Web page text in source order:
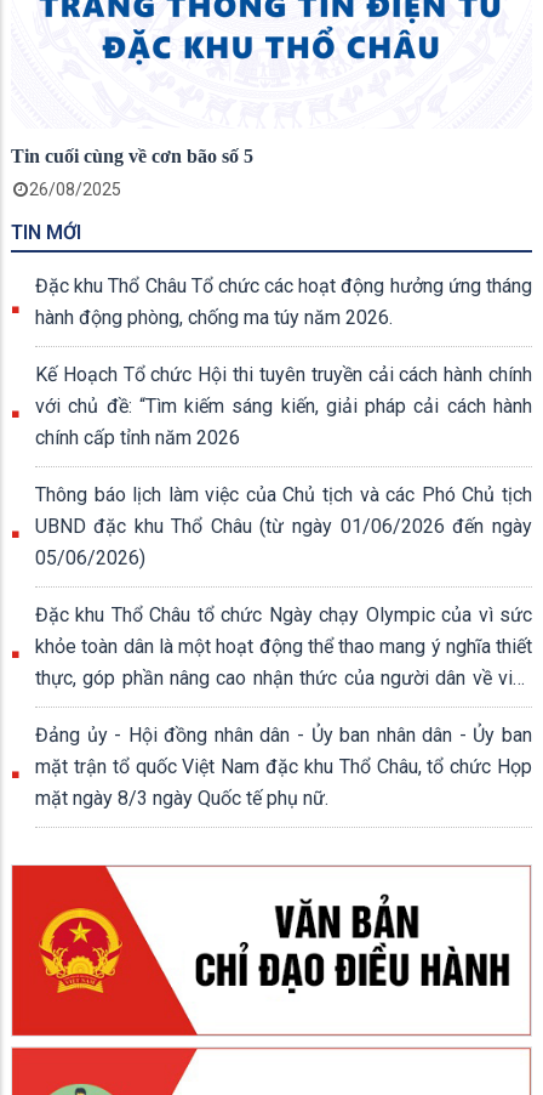
Tin cuối cùng về cơn bão số 5
26/08/2025
TIN MỚI
Đặc khu Thổ Châu Tổ chức các hoạt động hưởng ứng tháng
hành động phòng, chống ma túy năm 2026.
Kế Hoạch Tổ chức Hội thi tuyên truyền cải cách hành chính
với chủ đề: “Tìm kiếm sáng kiến, giải pháp cải cách hành
chính cấp tỉnh năm 2026
Thông báo lịch làm việc của Chủ tịch và các Phó Chủ tịch
UBND đặc khu Thổ Châu (từ ngày 01/06/2026 đến ngày
05/06/2026)
Đặc khu Thổ Châu tổ chức Ngày chạy Olympic của vì sức
khỏe toàn dân là một hoạt động thể thao mang ý nghĩa thiết
thực, góp phần nâng cao nhận thức của người dân về việc
rèn luyện thân thể, xây dựng lối sống lành mạnh.
Đảng ủy - Hội đồng nhân dân - Ủy ban nhân dân - Ủy ban
mặt trận tổ quốc Việt Nam đặc khu Thổ Châu, tổ chức Họp
mặt ngày 8/3 ngày Quốc tế phụ nữ.